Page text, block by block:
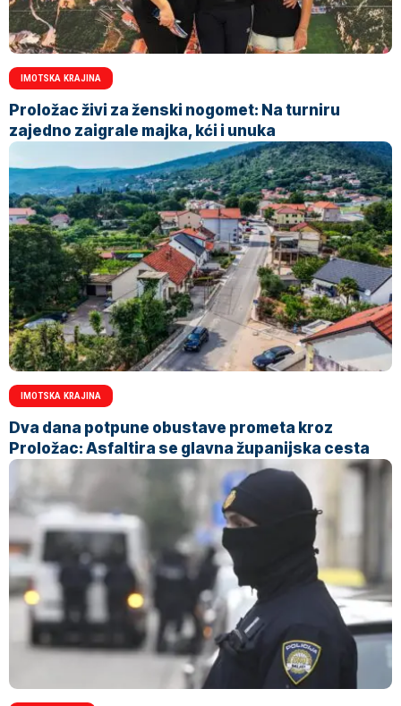
IMOTSKA KRAJINA
Proložac živi za ženski nogomet: Na turniru
zajedno zaigrale majka, kći i unuka
IMOTSKA KRAJINA
Dva dana potpune obustave prometa kroz
Proložac: Asfaltira se glavna županijska cesta